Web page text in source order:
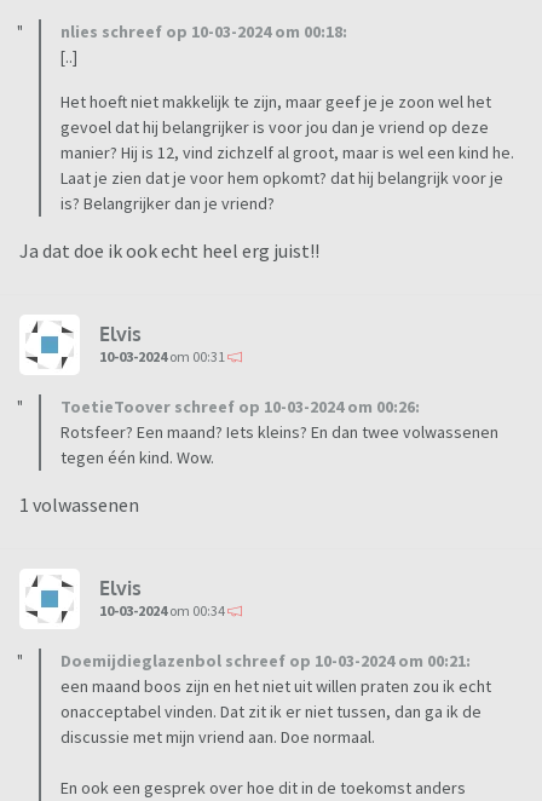
nlies schreef op 10-03-2024 om 00:18:
[..]
Het hoeft niet makkelijk te zijn, maar geef je je zoon wel het
gevoel dat hij belangrijker is voor jou dan je vriend op deze
manier? Hij is 12, vind zichzelf al groot, maar is wel een kind he.
Laat je zien dat je voor hem opkomt? dat hij belangrijk voor je
is? Belangrijker dan je vriend?
Ja dat doe ik ook echt heel erg juist!!
Elvis
10-03-2024om 00:31
ToetieToover schreef op 10-03-2024 om 00:26:
Rotsfeer? Een maand? Iets kleins? En dan twee volwassenen
tegen één kind. Wow.
1 volwassenen
Elvis
10-03-2024om 00:34
Doemijdieglazenbol schreef op 10-03-2024 om 00:21:
een maand boos zijn en het niet uit willen praten zou ik echt
onacceptabel vinden. Dat zit ik er niet tussen, dan ga ik de
discussie met mijn vriend aan. Doe normaal.
En ook een gesprek over hoe dit in de toekomst anders